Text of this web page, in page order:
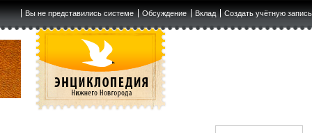
Вы не представились системе Обсуждение Вклад Создать учётную запись